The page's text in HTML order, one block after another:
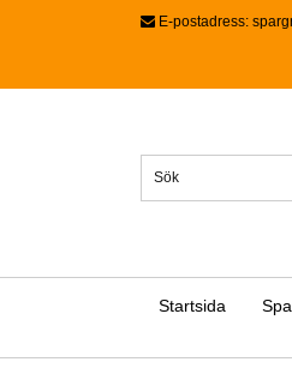
E-postadress:
Startsida